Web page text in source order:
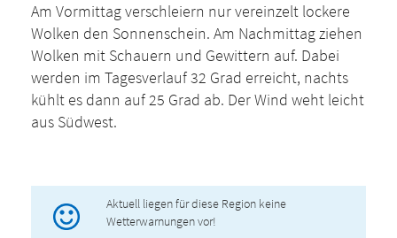
Am Vormittag verschleiern nur vereinzelt lockere
Wolken den Sonnenschein. Am Nachmittag ziehen
Wolken mit Schauern und Gewittern auf. Dabei
werden im Tagesverlauf 32 Grad erreicht, nachts
kühlt es dann auf 25 Grad ab. Der Wind weht leicht
aus Südwest.
Aktuell liegen für diese Region keine
Wetterwarnungen vor!